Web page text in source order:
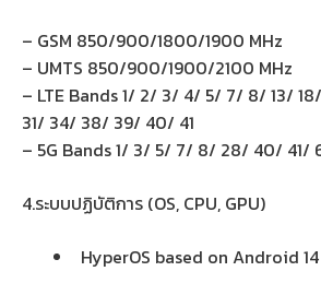
– GSM 850/900/1800/1900 MHz
– UMTS 850/900/1900/2100 MHz
– LTE Bands 1/ 2/ 3/ 4/ 5/ 7/ 8/ 13/
31/ 34/ 38/ 39/ 40/ 41
– 5G Bands 1/ 3/ 5/ 7/ 8/ 28/ 40/ 41/
4.ระบบปฏิบัติการ (OS, CPU, GPU)
HyperOS based on Android 14